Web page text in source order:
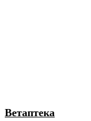
Ветаптека